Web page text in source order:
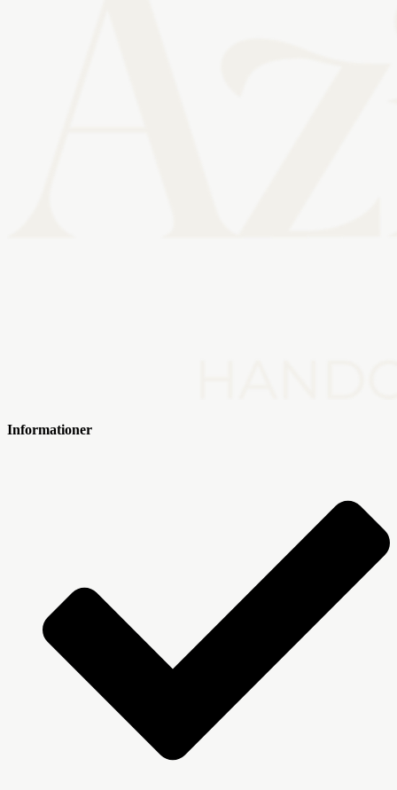
Informationer